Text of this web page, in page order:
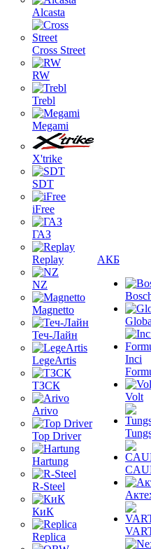
Alcasta
Cross Street
RW
Trebl
Megami
X'trike
SDT
iFree
ГАЗ
Replay
NZ
Magnetto
Теч-Лайн
LegeArtis
ТЗСК
Arivo
Top Driver
Hartung
R-Steel
КиК
Replica
АКБ
Inci
Volt